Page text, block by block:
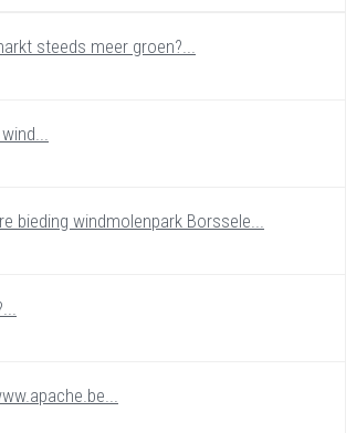
steeds meer groen?...
bieding windmolenpark Borssele...